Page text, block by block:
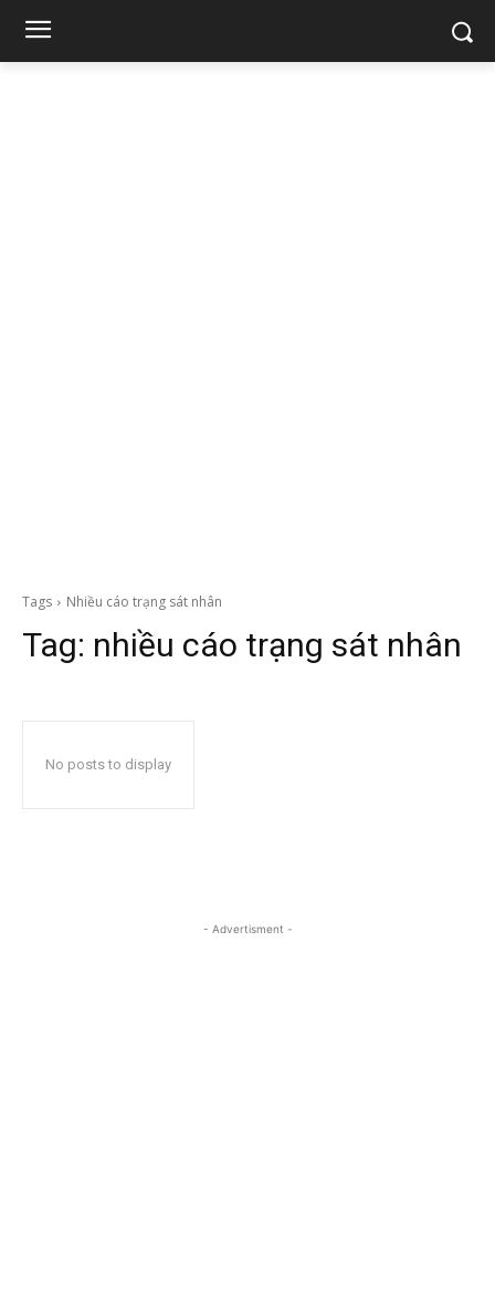
Tags Nhiều cáo trạng sát nhân
Tag: nhiều cáo trạng sát nhân
No posts to display
- Advertisment -